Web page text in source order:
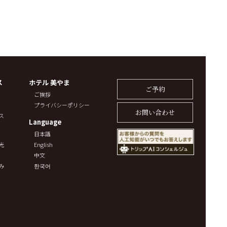
ご予約
お問い合わせ
ホテル 美やま
ご挨拶
プライバシーポリシー
Language
日本語
English
中文
한국어